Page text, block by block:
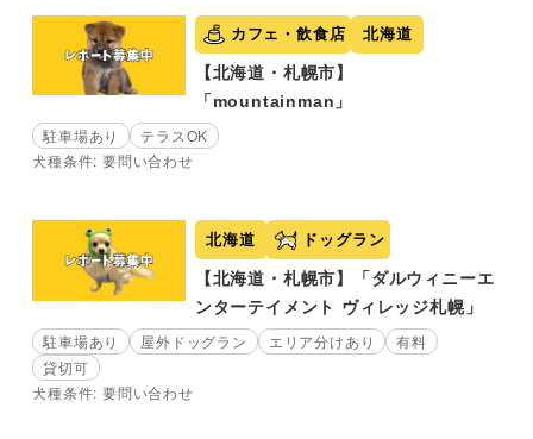
カフェ・飲食店 北海道
【北海道・札幌市】
「mountainman」
駐車場あり
テラスOK
犬種条件: 要問い合わせ
北海道 ドッグラン
【北海道・札幌市】「ダルウィニーエ
ンターテイメント ヴィレッジ札幌」
駐車場あり 屋外ドッグラン エリア分けあり
有料
貸切可
犬種条件: 要問い合わせ